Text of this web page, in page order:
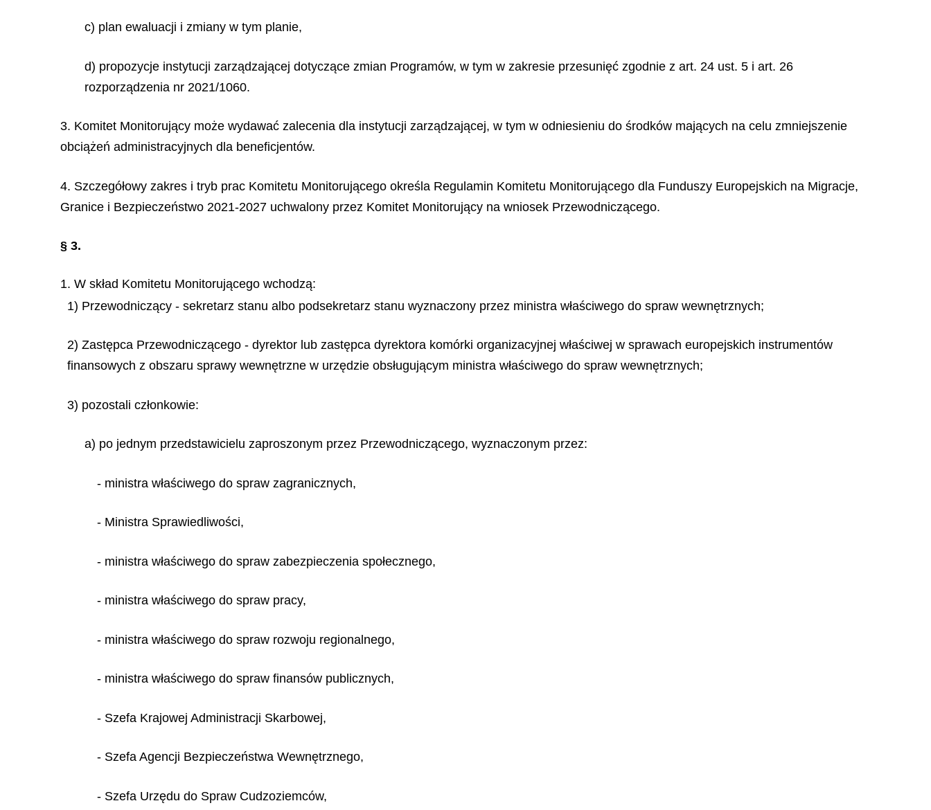
c) plan ewaluacji i zmiany w tym planie,
d) propozycje instytucji zarządzającej dotyczące zmian Programów, w tym w zakresie przesunięć zgodnie z art. 24 ust. 5 i art. 26
rozporządzenia nr 2021/1060.
3. Komitet Monitorujący może wydawać zalecenia dla instytucji zarządzającej, w tym w odniesieniu do środków mających na celu zmniejszenie
obciążeń administracyjnych dla beneficjentów.
4. Szczegółowy zakres i tryb prac Komitetu Monitorującego określa Regulamin Komitetu Monitorującego dla Funduszy Europejskich na Migracje,
Granice i Bezpieczeństwo 2021-2027 uchwalony przez Komitet Monitorujący na wniosek Przewodniczącego.
§ 3.
1. W skład Komitetu Monitorującego wchodzą:
1) Przewodniczący - sekretarz stanu albo podsekretarz stanu wyznaczony przez ministra właściwego do spraw wewnętrznych;
2) Zastępca Przewodniczącego - dyrektor lub zastępca dyrektora komórki organizacyjnej właściwej w sprawach europejskich instrumentów
finansowych z obszaru sprawy wewnętrzne w urzędzie obsługującym ministra właściwego do spraw wewnętrznych;
3) pozostali członkowie:
a) po jednym przedstawicielu zaproszonym przez Przewodniczącego, wyznaczonym przez:
- ministra właściwego do spraw zagranicznych,
- Ministra Sprawiedliwości,
- ministra właściwego do spraw zabezpieczenia społecznego,
- ministra właściwego do spraw pracy,
- ministra właściwego do spraw rozwoju regionalnego,
- ministra właściwego do spraw finansów publicznych,
- Szefa Krajowej Administracji Skarbowej,
- Szefa Agencji Bezpieczeństwa Wewnętrznego,
- Szefa Urzędu do Spraw Cudzoziemców,